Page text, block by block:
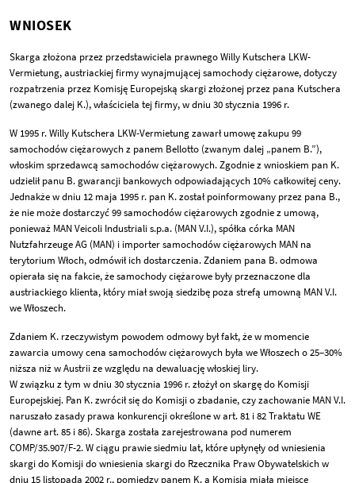
WNIOSEK
Skarga złożona przez przedstawiciela prawnego Willy Kutschera LKW-
Vermietung, austriackiej firmy wynajmującej samochody ciężarowe, dotyczy
rozpatrzenia przez Komisję Europejską skargi złożonej przez pana Kutschera
(zwanego dalej K.), właściciela tej firmy, w dniu 30 stycznia 1996 r.
W 1995 r. Willy Kutschera LKW-Vermietung zawarł umowę zakupu 99
samochodów ciężarowych z panem Bellotto (zwanym dalej „panem B.”),
włoskim sprzedawcą samochodów ciężarowych. Zgodnie z wnioskiem pan K.
udzielił panu B. gwarancji bankowych odpowiadających 10% całkowitej ceny.
Jednakże w dniu 12 maja 1995 r. pan K. został poinformowany przez pana B.,
że nie może dostarczyć 99 samochodów ciężarowych zgodnie z umową,
ponieważ MAN Veicoli Industriali s.p.a. (MAN V.I.), spółka córka MAN
Nutzfahrzeuge AG (MAN) i importer samochodów ciężarowych MAN na
terytorium Włoch, odmówił ich dostarczenia. Zdaniem pana B. odmowa
opierała się na fakcie, że samochody ciężarowe były przeznaczone dla
austriackiego klienta, który miał swoją siedzibę poza strefą umowną MAN V.I.
we Włoszech.
Zdaniem K. rzeczywistym powodem odmowy był fakt, że w momencie
zawarcia umowy cena samochodów ciężarowych była we Włoszech o 25–30%
niższa niż w Austrii ze względu na dewaluację włoskiej liry.
W związku z tym w dniu 30 stycznia 1996 r. złożył on skargę do Komisji
Europejskiej. Pan K. zwrócił się do Komisji o zbadanie, czy zachowanie MAN V.I.
naruszało zasady prawa konkurencji określone w art. 81 i 82 Traktatu WE
(dawne art. 85 i 86). Skarga została zarejestrowana pod numerem
COMP/35.907/F-2. W ciągu prawie siedmiu lat, które upłynęły od wniesienia
skargi do Komisji do wniesienia skargi do Rzecznika Praw Obywatelskich w
dniu 15 listopada 2002 r., pomiędzy panem K. a Komisją miała miejsce